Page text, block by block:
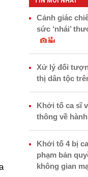
Cảnh giác
sức ‘nhái’
Xử lý đối
thị dân tộc
Khởi tố ca sĩ
thông về
Khởi tố 4 bị
phạm bản
không gian